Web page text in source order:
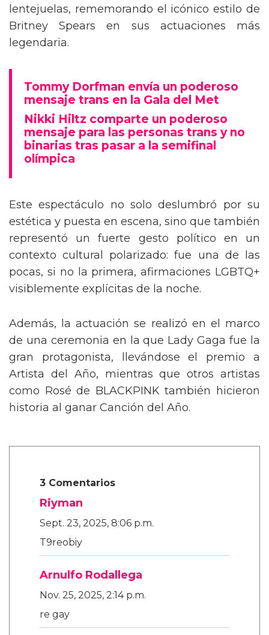
lentejuelas, rememorando el icónico estilo de
Britney Spears en sus actuaciones más
legendaria.
Tommy Dorfman envía un poderoso
mensaje trans en la Gala del Met
Nikki Hiltz comparte un poderoso
mensaje para las personas trans y no
binarias tras pasar a la semifinal
olímpica
Este espectáculo no solo deslumbró por su
estética y puesta en escena, sino que también
representó un fuerte gesto político en un
contexto cultural polarizado: fue una de las
pocas, si no la primera, afirmaciones LGBTQ+
visiblemente explícitas de la noche.
Además, la actuación se realizó en el marco
de una ceremonia en la que Lady Gaga fue la
gran protagonista, llevándose el premio a
Artista del Año, mientras que otros artistas
como Rosé de BLACKPINK también hicieron
historia al ganar Canción del Año.
3 Comentarios
Riyman
Sept. 23, 2025, 8:06 p.m.
T9reobiy
Arnulfo Rodallega
Nov. 25, 2025, 2:14 p.m.
re gay